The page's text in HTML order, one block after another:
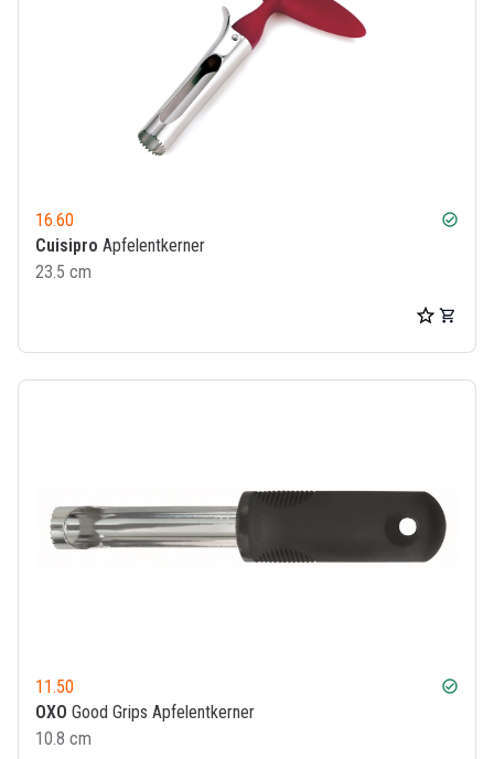
16.60 check_circle
Cuisipro Apfelentkerner
23.5 cm
11.50 check_circle
OXO Good Grips Apfelentkerner
10.8 cm